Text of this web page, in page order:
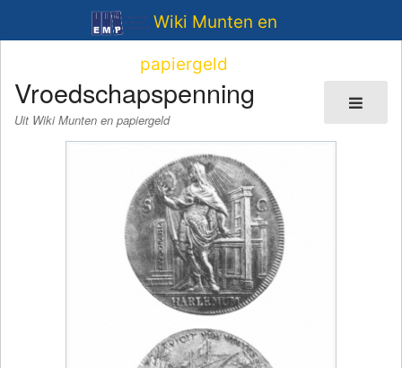
Wiki Munten en
papiergeld
Vroedschapspenning
Uit Wiki Munten en papiergeld